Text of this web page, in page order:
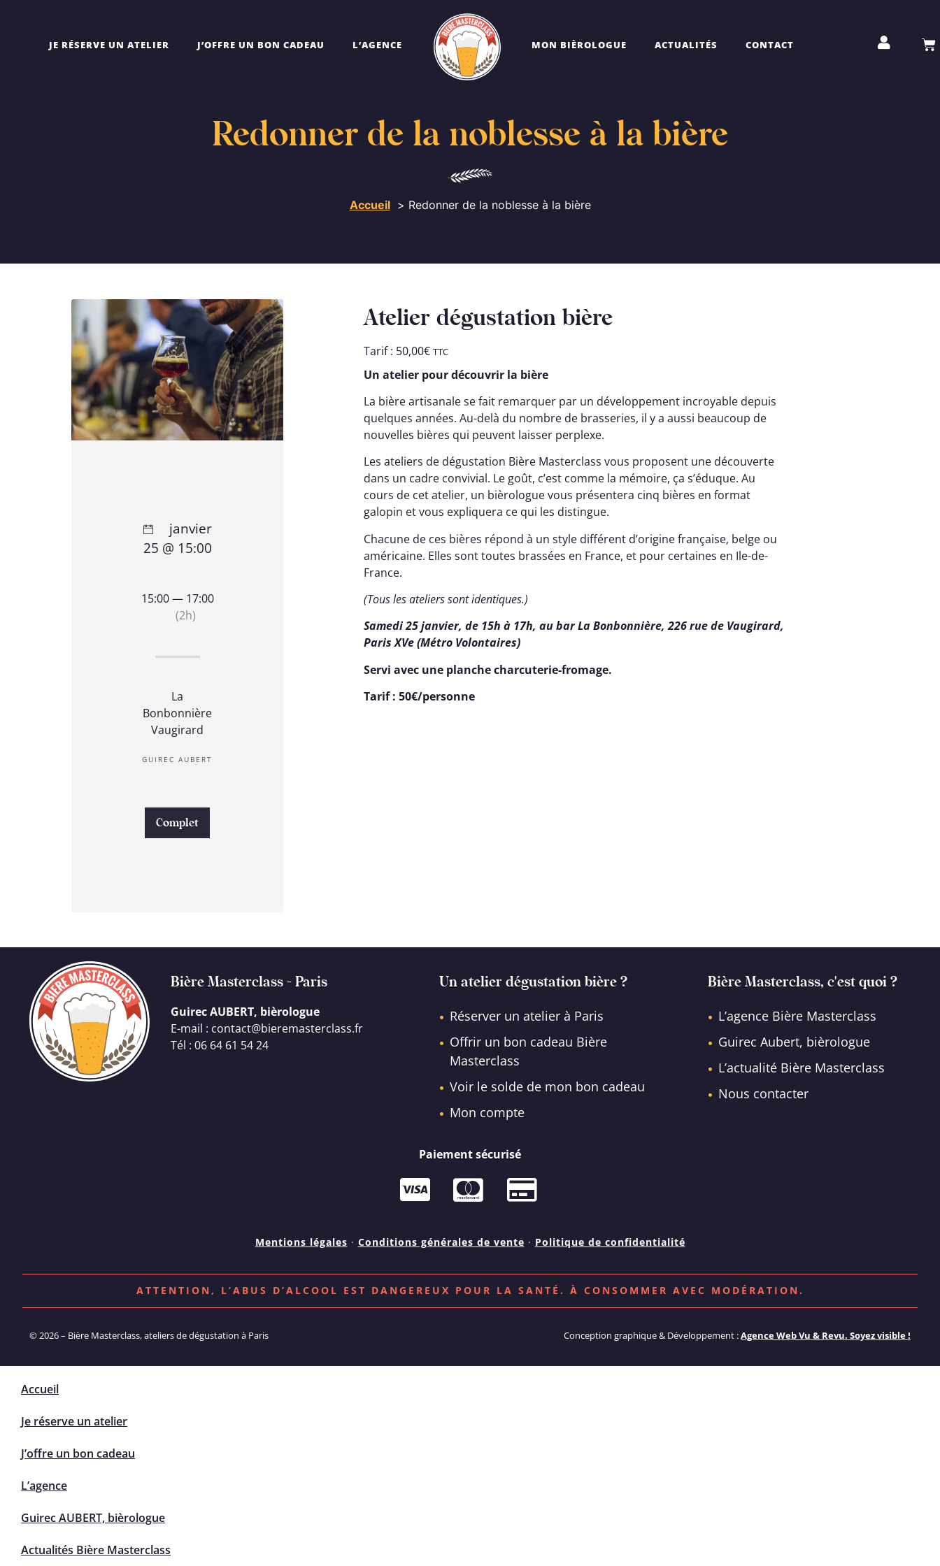
JE RÉSERVE UN ATELIER J’OFFRE UN BON CADEAU L’AGENCE MON BIÈROLOGUE ACTUALITÉS CONTACT
Redonner de la noblesse à la bière
Accueil Redonner de la noblesse à la bière
Atelier dégustation bière
Tarif : 50,00€ TTC
Un atelier pour découvrir la bière
La bière artisanale se fait remarquer par un développement incroyable depuis
quelques années. Au-delà du nombre de brasseries, il y a aussi beaucoup de
nouvelles bières qui peuvent laisser perplexe.
Les ateliers de dégustation Bière Masterclass vous proposent une découverte
dans un cadre convivial. Le goût, c’est comme la mémoire, ça s’éduque. Au
cours de cet atelier, un bièrologue vous présentera cinq bières en format
galopin et vous expliquera ce qui les distingue.
Chacune de ces bières répond à un style différent d’origine française, belge ou
américaine. Elles sont toutes brassées en France, et pour certaines en Ile-de-
France.
(Tous les ateliers sont identiques.)
Samedi 25 janvier, de 15h à 17h, au bar La Bonbonnière, 226 rue de Vaugirard,
Paris XVe (Métro Volontaires)
Servi avec une planche charcuterie-fromage.
Tarif : 50€/personne
janvier
25 @ 15:00
15:00 — 17:00
(2h)
La
Bonbonnière
Vaugirard
GUIREC AUBERT
Complet
Bière Masterclass - Paris
Guirec AUBERT, bièrologue
E-mail : contact@bieremasterclass.fr
Tél : 06 64 61 54 24
Un atelier dégustation bière ?
Réserver un atelier à Paris
Offrir un bon cadeau Bière
Masterclass
Voir le solde de mon bon cadeau
Mon compte
Bière Masterclass, c'est quoi ?
L’agence Bière Masterclass
Guirec Aubert, bièrologue
L’actualité Bière Masterclass
Nous contacter
Paiement sécurisé
Mentions légales · Conditions générales de vente · Politique de confidentialité
ATTENTION, L’ABUS D’ALCOOL EST DANGEREUX POUR LA SANTÉ. À CONSOMMER AVEC MODÉRATION.
© 2026 – Bière Masterclass, ateliers de dégustation à Paris Conception graphique & Développement :Agence Web Vu & Revu. Soyez visible !
Accueil
Je réserve un atelier
J’offre un bon cadeau
L’agence
Guirec AUBERT, bièrologue
Actualités Bière Masterclass